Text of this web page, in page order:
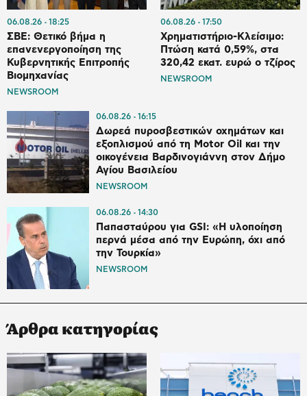
06.08.26 18:25
ΣΒΕ: Θετικό βήμα η
επανενεργοποίηση της
Κυβερνητικής Επιτροπής
Βιομηχανίας
NEWSROOM
06.08.26 17:50
Χρηματιστήριο-Κλείσιμο:
Πτώση κατά 0,59%, στα
320,42 εκατ. ευρώ ο τζίρος
NEWSROOM
06.08.26 16:15
Δωρεά πυροσβεστικών οχημάτων και
εξοπλισμού από τη Motor Oil και την
οικογένεια Βαρδινογιάννη στον Δήμο
Αγίου Βασιλείου
NEWSROOM
06.08.26 14:30
Παπασταύρου για GSI: «Η υλοποίηση
περνά μέσα από την Ευρώπη, όχι από
την Τουρκία»
NEWSROOM
Άρθρα κατηγορίας